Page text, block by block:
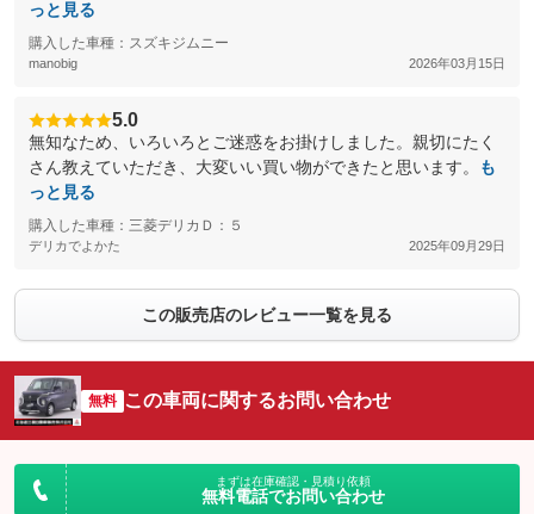
っと見る
購入した車種：スズキジムニー
manobig 2026年03月15日
5.0
無知なため、いろいろとご迷惑をお掛けしました。親切にたく
さん教えていただき、大変いい買い物ができたと思います。
も
っと見る
購入した車種：三菱デリカＤ：５
デリカでよかた 2025年09月29日
この販売店のレビュー一覧を見る
無料 この車両に関するお問い合わせ
まずは在庫確認・見積り依頼
無料電話でお問い合わせ